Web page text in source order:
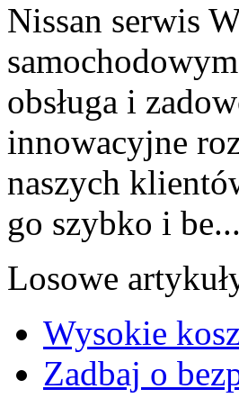
Nissan serwis
obsługa i
innowacyjne
naszych
go szybko i be...
Losowe
Wysokie
Zadbaj o